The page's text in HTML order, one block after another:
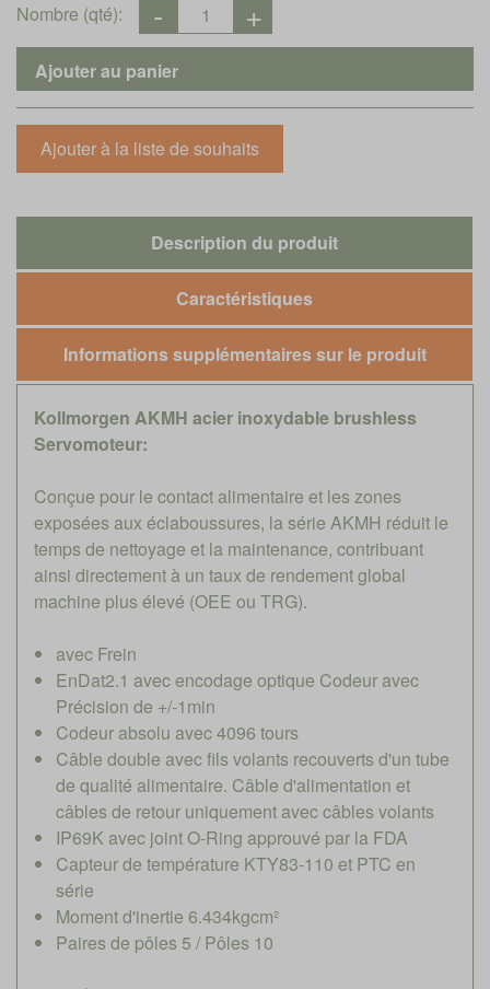
Nombre (qté):
Description du produit
Caractéristiques
Informations supplémentaires sur le produit
Kollmorgen AKMH acier inoxydable brushless
Servomoteur:
Conçue pour le contact alimentaire et les zones
exposées aux éclaboussures, la série AKMH réduit le
temps de nettoyage et la maintenance, contribuant
ainsi directement à un taux de rendement global
machine plus élevé (OEE ou TRG).
avec Frein
EnDat2.1 avec encodage optique Codeur avec
Précision de +/-1min
Codeur absolu avec 4096 tours
Câble double avec fils volants recouverts d'un tube
de qualité alimentaire. Câble d'alimentation et
câbles de retour uniquement avec câbles volants
IP69K avec joint O-Ring approuvé par la FDA
Capteur de température KTY83-110 et PTC en
série
Moment d'inertie 6.434kgcm²
Paires de pôles 5 / Pôles 10